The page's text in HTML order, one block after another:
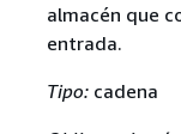
almacén que
entrada.
Tipo:cadena